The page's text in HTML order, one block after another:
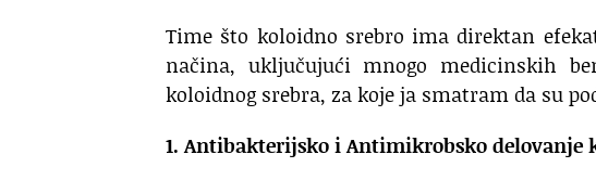
Time što koloidno srebro ima direktan
načina, uključujući mnogo medicinskih
koloidnog srebra, za koje ja smatram da su
1. Antibakterijsko i Antimikrobsko delovanje